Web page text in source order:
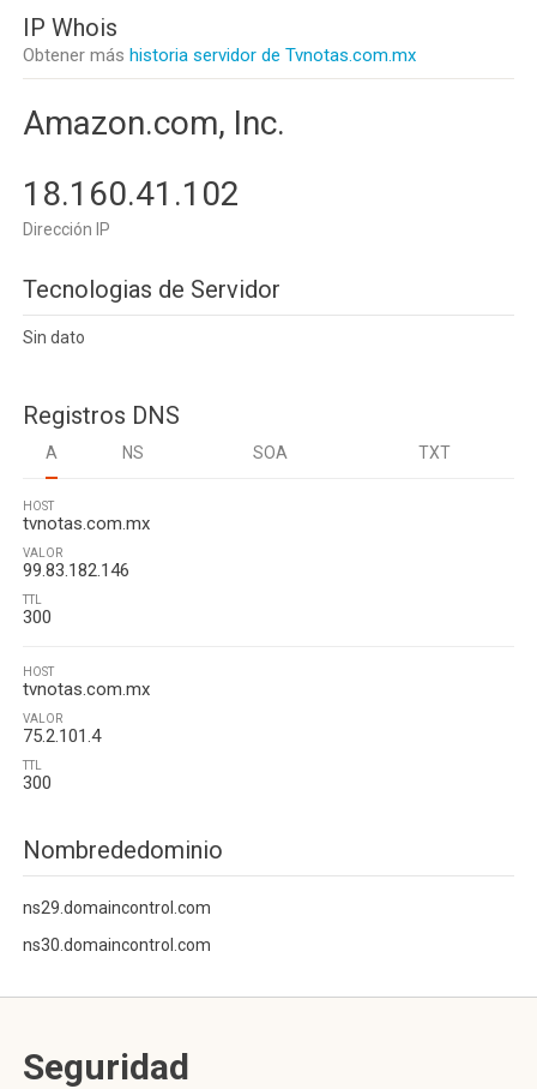
IP Whois
Obtener más historia servidor de Tvnotas.com.mx
Amazon.com, Inc.
18.160.41.102
Dirección IP
Tecnologias de Servidor
Sin dato
Registros DNS
A NS SOA TXT
HOST
tvnotas.com.mx
VALOR
99.83.182.146
TTL
300
HOST
tvnotas.com.mx
VALOR
75.2.101.4
TTL
300
Nombrededominio
ns29.domaincontrol.com
ns30.domaincontrol.com
Seguridad